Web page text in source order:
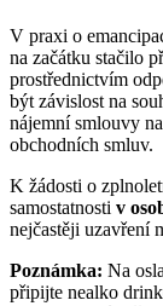
V praxi o
na začátku stačilo
prostřednictvím
být závislost na
nájemní smlouvy na
obchodních smluv.
K žádosti o
samostatnosti v
nejčastěji uzavření
Poznámka: Na
připijte nealko